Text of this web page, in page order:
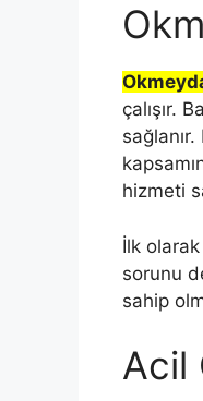
çalışır.
hizmeti
İlk
sorunu
sahip
Acil